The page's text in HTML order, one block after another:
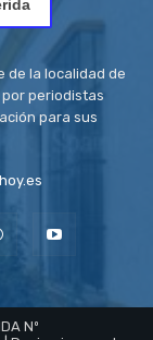
de la localidad de
por periodistas
para sus
Nº